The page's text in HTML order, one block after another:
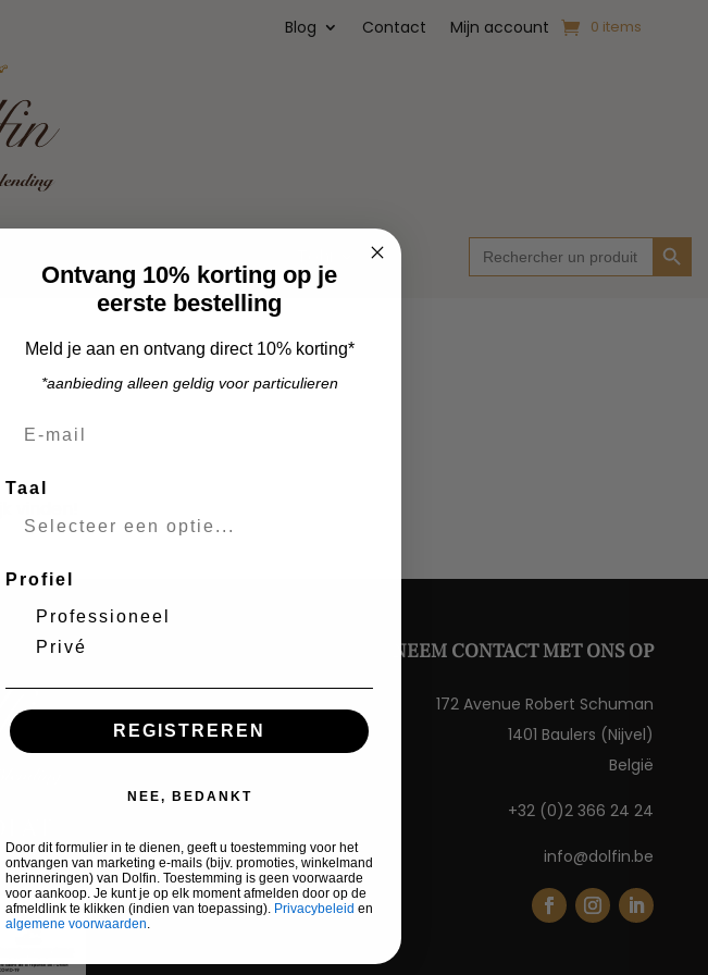
Blog Contact Mijn account 0 items
Zoek
naar:
vinden!
NEEM CONTACT MET ONS OP
172 Avenue Robert Schuman
1401 Baulers (Nijvel)
België
+32 (0)2 366 24 24
info@dolfin.be
Ontvang 10% korting op je
eerste bestelling
Meld je aan en ontvang direct 10% korting*
*aanbieding alleen geldig voor particulieren
Taal
Profiel
Professioneel
Privé
REGISTREREN
NEE, BEDANKT
Door dit formulier in te dienen, geeft u toestemming voor het
ontvangen van marketing e-mails (bijv. promoties, winkelmand
herinneringen) van Dolfin. Toestemming is geen voorwaarde
voor aankoop. Je kunt je op elk moment afmelden door op de
afmeldlink te klikken (indien van toepassing). Privacybeleid en
algemene voorwaarden.